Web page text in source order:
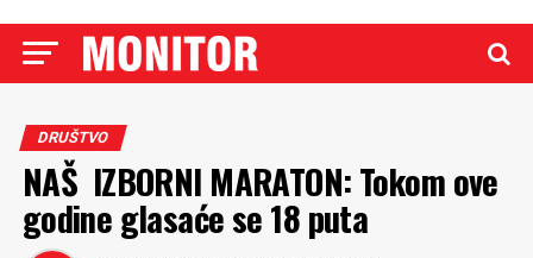
DRUŠTVO
NAŠ IZBORNI MARATON: Tokom ove
godine glasaće se 18 puta